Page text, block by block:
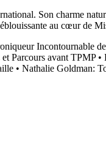
Son charme
au cœur de
Incontournable
Parcours avant TPMP•
• Nathalie Goldman: